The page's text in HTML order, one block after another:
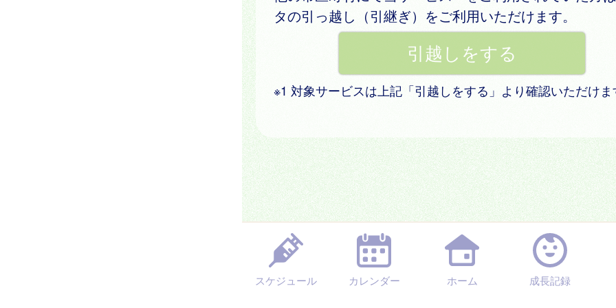
タの引っ越し（引継ぎ）をご利用いただけます。
※1 対象サービスは上記「引越しをする」より確認いただけま
スケジュール カレンダー ホーム 成長記録